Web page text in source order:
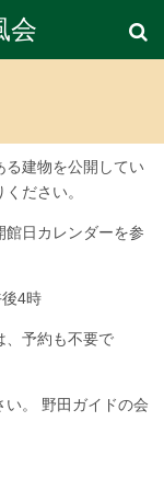
会
建物を公開してい
ださい。
日カレンダーを参
4時
予約も不要で
。 野田ガイドの会